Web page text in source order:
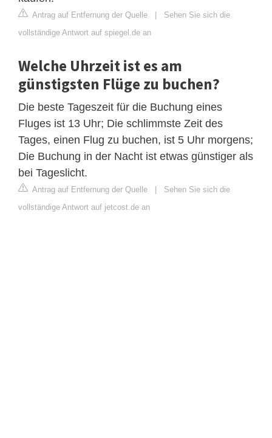
Antrag auf Entfernung der Quelle | Sehen Sie sich die
vollständige Antwort auf spiegel.de an
Welche Uhrzeit ist es am
günstigsten Flüge zu buchen?
Die beste Tageszeit für die Buchung eines
Fluges ist 13 Uhr; Die schlimmste Zeit des
Tages, einen Flug zu buchen, ist 5 Uhr morgens;
Die Buchung in der Nacht ist etwas günstiger als
bei Tageslicht.
Antrag auf Entfernung der Quelle | Sehen Sie sich die
vollständige Antwort auf jetcost.de an